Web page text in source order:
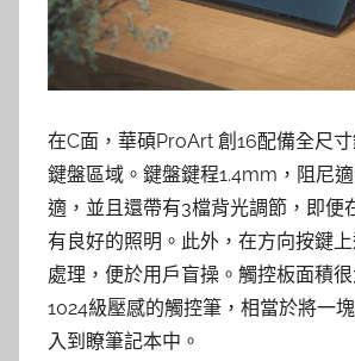
在C面，華碩ProArt 創16配備全尺
鍵盤區域。鍵盤鍵程1.4mm，阻尼
適，並且還帶有3檔背光調節，即便
有良好的照明。此外，在方向按鍵
處理，便於用戶盲操。觸控板面積
1024級壓感的觸控筆，相當於將一
入到瞭筆記本中。